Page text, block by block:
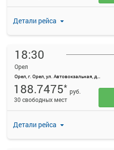
Детали рейса
18:30
Орел
Орел, г. Орел, ул. Автовокзальная, д. 1
Детали рейса
188.7475* руб.
30 свободных мест